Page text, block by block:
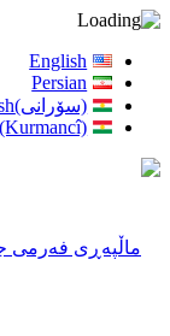
English
Persian
(سۆرانی)Kurdish